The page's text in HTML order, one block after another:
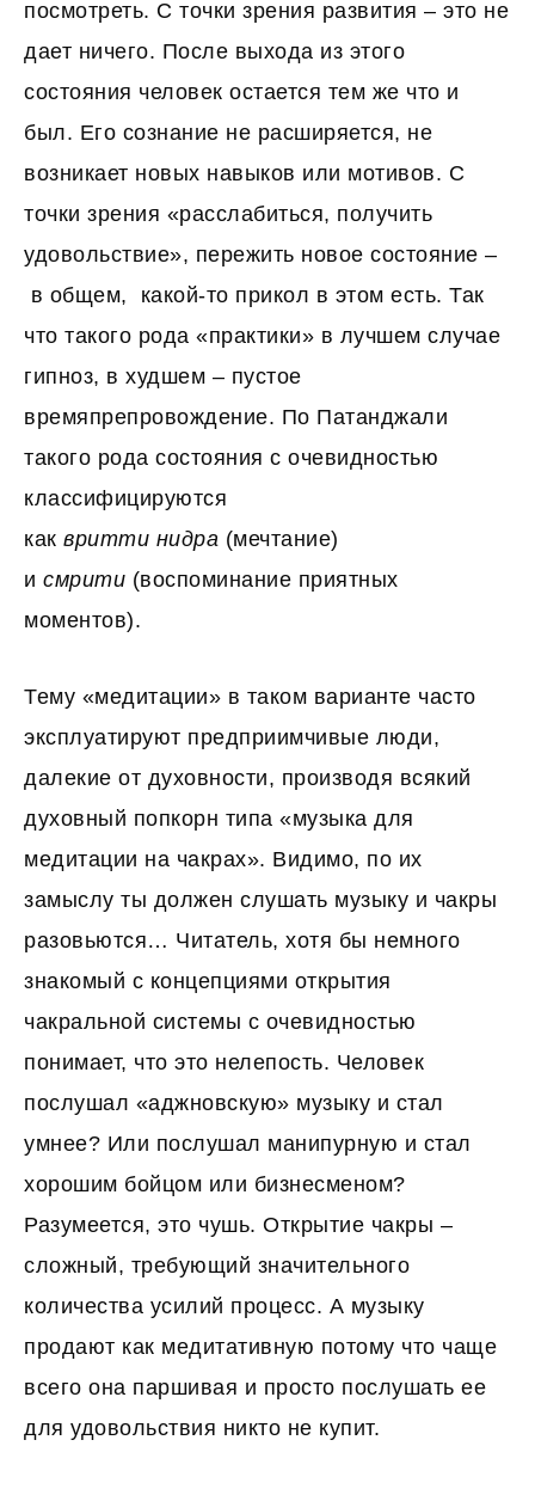
посмотреть. С точки зрения развития – это не
дает ничего. После выхода из этого
состояния человек остается тем же что и
был. Его сознание не расширяется, не
возникает новых навыков или мотивов. С
точки зрения «расслабиться, получить
удовольствие», пережить новое состояние –
в общем, какой-то прикол в этом есть. Так
что такого рода «практики» в лучшем случае
гипноз, в худшем – пустое
времяпрепровождение. По Патанджали
такого рода состояния с очевидностью
классифицируются
как вритти нидра (мечтание)
и смрити (воспоминание приятных
моментов).
Тему «медитации» в таком варианте часто
эксплуатируют предприимчивые люди,
далекие от духовности, производя всякий
духовный попкорн типа «музыка для
медитации на чакрах». Видимо, по их
замыслу ты должен слушать музыку и чакры
разовьются… Читатель, хотя бы немного
знакомый с концепциями открытия
чакральной системы с очевидностью
понимает, что это нелепость. Человек
послушал «аджновскую» музыку и стал
умнее? Или послушал манипурную и стал
хорошим бойцом или бизнесменом?
Разумеется, это чушь. Открытие чакры –
сложный, требующий значительного
количества усилий процесс. А музыку
продают как медитативную потому что чаще
всего она паршивая и просто послушать ее
для удовольствия никто не купит.